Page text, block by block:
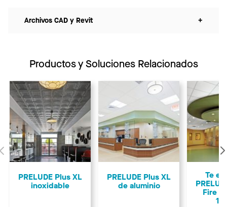
Archivos CAD y Revit +
Productos y Soluciones Relacionados
Anterior
PRELUDE Plus XL
inoxidable
PRELUDE Plus XL
de aluminio
Te
Fire